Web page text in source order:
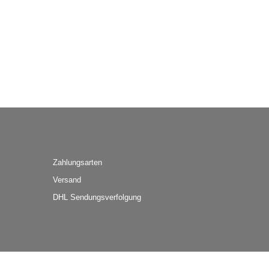
Zahlungsarten
Versand
DHL Sendungsverfolgung